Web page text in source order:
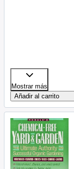
Mostrar más
Añadir al carrito